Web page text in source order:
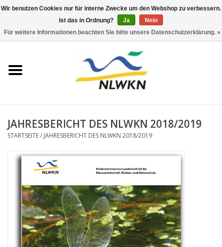
Neuerscheinungen
Wasserwirtschaft
Jahresberichte
Informationsbroschüre NLWKN
JAHRESBERICHT DES NLWKN 2018/2019
STARTSEITE/ JAHRESBERICHT DES NLWKN 2018/2019
Wir benutzen Cookies nur für interne Zwecke um den Webshop zu verbessern.
Ist das in Ordnung?
Ja
Nein
Für weitere Informationen beachten Sie bitte unsere Datenschutzerklärung. »